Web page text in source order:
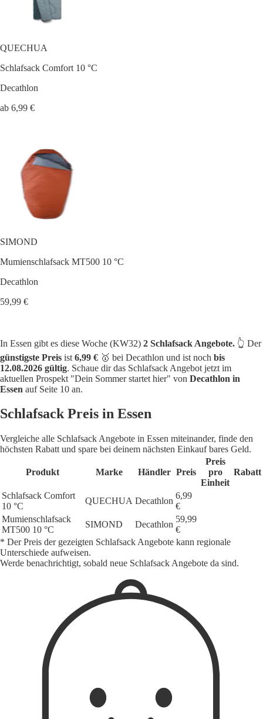
QUECHUA
Schlafsack Comfort 10 °C
Decathlon
ab 6,99 €
SIMOND
Mumienschlafsack MT500 10 °C
Decathlon
59,99 €
In Essen gibt es diese Woche (KW32) 2 Schlafsack Angebote. 👆 Der
günstigste Preis ist 6,99 € 🥇 bei Decathlon und ist noch bis
12.08.2026 gültig. Schaue dir das Schlafsack Angebot jetzt im
aktuellen Prospekt "Dein Sommer startet hier" von Decathlon in
Essen auf Seite 10 an.
Schlafsack Preis in Essen
Vergleiche alle Schlafsack Angebote in Essen miteinander, finde den
höchsten Rabatt und spare bei deinem nächsten Einkauf bares Geld.
Produkt Marke Händler Preis
Preis
pro
Einheit
Rabatt
Schlafsack Comfort
10 °C
QUECHUA Decathlon
6,99
€
Mumienschlafsack
MT500 10 °C
SIMOND Decathlon
59,99
€
* Der Preis der gezeigten Schlafsack Angebote kann regionale
Unterschiede aufweisen.
Werde benachrichtigt, sobald neue Schlafsack Angebote da sind.